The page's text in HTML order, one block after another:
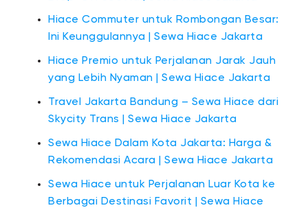
Hiace Commuter untuk Rombongan Besar:
Ini Keunggulannya | Sewa Hiace Jakarta
Hiace Premio untuk Perjalanan Jarak Jauh
yang Lebih Nyaman | Sewa Hiace Jakarta
Travel Jakarta Bandung – Sewa Hiace dari
Skycity Trans | Sewa Hiace Jakarta
Sewa Hiace Dalam Kota Jakarta: Harga &
Rekomendasi Acara | Sewa Hiace Jakarta
Sewa Hiace untuk Perjalanan Luar Kota ke
Berbagai Destinasi Favorit | Sewa Hiace